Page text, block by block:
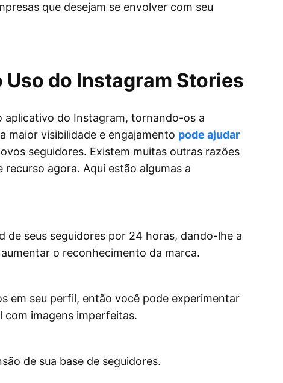
que desejam se envolver com seu
do Instagram Stories
aplicativo do Instagram, tornando-os a
maior visibilidade e engajamento pode ajudar
seguidores. Existem muitas outras razões
recurso agora. Aqui estão algumas a
seus seguidores por 24 horas, dando-lhe a
o reconhecimento da marca.
em seu perfil, então você pode experimentar
com imagens imperfeitas.
de sua base de seguidores.